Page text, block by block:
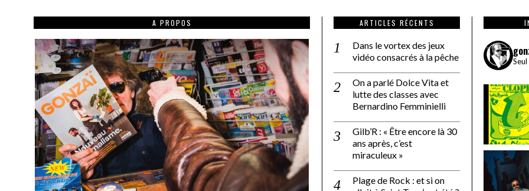
A PROPOS ARTICLES RÉCENTS
Dans le vortex des jeux
vidéo consacrés à la pêche
On a parlé Dolce Vita et
lutte des classes avec
Bernardino Femminielli
Gilb’R : « Être encore là 30
ans après, c’est
miraculeux »
Plage de Rock : et si on